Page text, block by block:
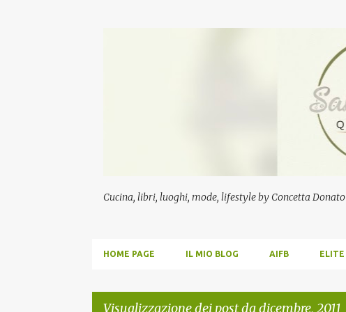
Cucina, libri, luoghi, mode, lifestyle by Concetta Donato
HOME PAGE IL MIO BLOG AIFB ELITE
Visualizzazione dei post da dicembre, 2011